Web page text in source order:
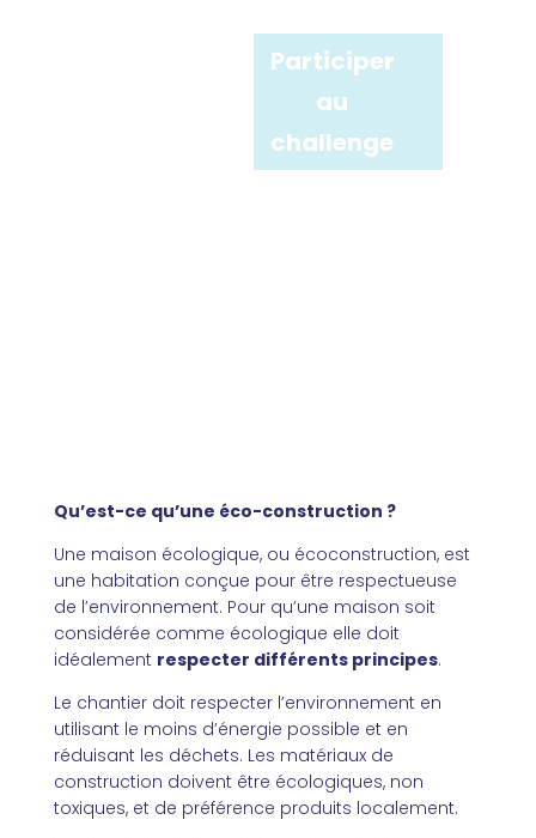
Participer
au
challenge
Qu’est-ce qu’une éco-construction ?
Une maison écologique, ou écoconstruction, est
une habitation conçue pour être respectueuse
de l’environnement. Pour qu’une maison soit
considérée comme écologique elle doit
idéalement respecter différents principes.
Le chantier doit respecter l’environnement en
utilisant le moins d’énergie possible et en
réduisant les déchets. Les matériaux de
construction doivent être écologiques, non
toxiques, et de préférence produits localement.